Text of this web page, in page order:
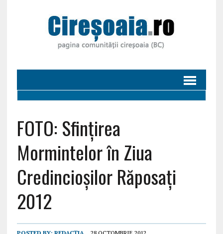
FOTO: Sfințirea
Mormintelor în Ziua
Credincioșilor Răposați
2012